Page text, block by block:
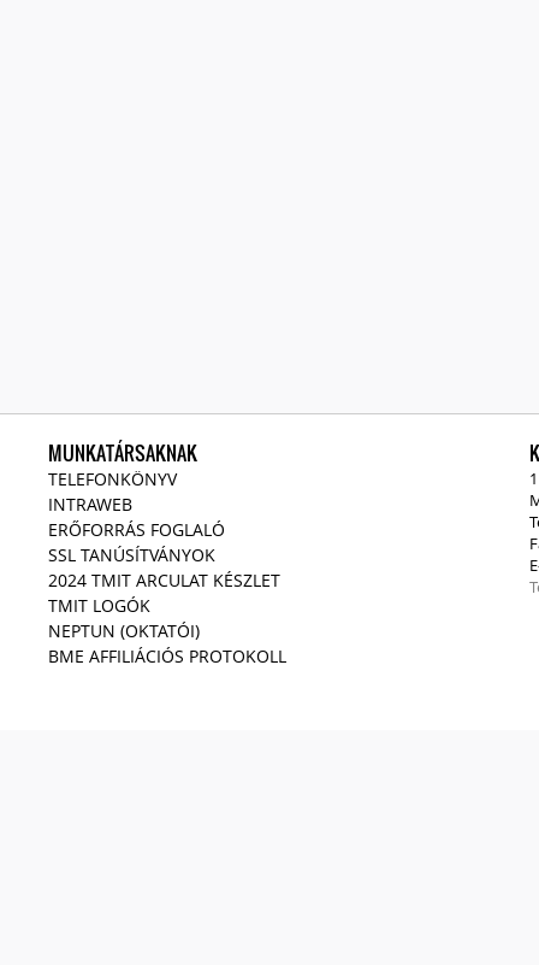
MUNKATÁRSAKNAK
TELEFONKÖNYV
INTRAWEB
ERŐFORRÁS FOGLALÓ
SSL TANÚSÍTVÁNYOK
2024 TMIT ARCULAT KÉSZLET
TMIT LOGÓK
NEPTUN (OKTATÓI)
BME AFFILIÁCIÓS PROTOKOLL